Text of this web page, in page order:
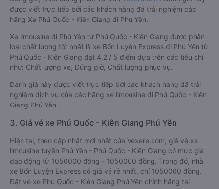
được viết trực tiếp bởi các khách hàng đã trải nghiệm các
hãng Xe Phú Quốc - Kiên Giang đi Phú Yên.
Xe limousine đi Phú Yên từ Phú Quốc - Kiên Giang được phân
loại chất lượng tốt nhất là xe Bốn Luyện Express đi Phú Yên từ
Phú Quốc - Kiên Giang đạt 4.2 / 5 điểm dựa trên các tiêu chí
như: Chất lượng xe, Đúng giờ, Chất lượng phục vụ.
Đánh giá này được viết trực tiếp bởi các khách hàng đã trải
nghiệm dịch vụ của các hãng xe limousine đi Phú Quốc - Kiên
Giang Phú Yên .
3. Giá vé xe Phú Quốc - Kiên Giang Phú Yên
Hiện tại, theo cập nhật mới nhất của Vexere.com, giá vé xe
limousine tuyến Phú Yên - Phú Quốc - Kiên Giang có mức giá
dao động từ 1050000 đồng - 1050000 đồng. Trong đó, nhà
xe Bốn Luyện Express có giá vé rẻ nhất, chỉ 1050000 đồng.
Đặt vé xe Phú Quốc - Kiên Giang Phú Yên chính hãng tại